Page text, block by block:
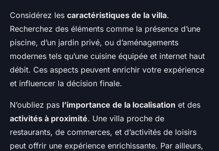
Considérez les caractéristiques de la villa.
Recherchez des éléments comme la présence d’une
piscine, d’un jardin privé, ou d’aménagements
modernes tels qu’une cuisine équipée et internet haut
débit. Ces aspects peuvent enrichir votre expérience
et influencer la décision finale.
N’oubliez pas l’importance de la localisation et des
activités à proximité. Une villa proche de
restaurants, de commerces, et d’activités de loisirs
peut offrir une expérience enrichissante. Par ailleurs,